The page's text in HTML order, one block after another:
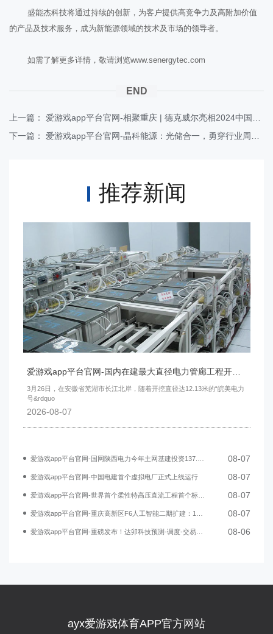
盛能杰科技将通过持续的创新，为客户提供高竞争力及高附加价值
的产品及技术服务，成为新能源领域的技术及市场的领导者。
如需了解更多详情，敬请浏览www.senergytec.com
END
上一篇：
下一篇：
推荐新闻
爱游戏app平台官网-国内在建最大直径电力管廊工程开始盾构掘进
3月26日，在安徽省芜湖市长江北岸，随着开挖直径达12.13米的“皖美电力
号&rdquo
2026-08-07
08-07
爱游戏app平台官网-中国电建首个虚拟电厂正式上线运行 08-07
爱游戏app平台官网-世界首个柔性特高压直流工程首个标段贯通 08-07
08-07
爱游戏app平台官网-重磅发布！达卯科技预测-调度-交易一体化方案，赋能新型电力系统建设 08-06
ayx爱游戏体育APP官方网站